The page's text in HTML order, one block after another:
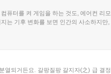
퓨터를 켜 게임을 하는 것도, 에어컨 리
는 기후 변화를 보면 인간의 사소하지만,
열되거든요. 갈팡질팡 갈지자(之) 급 결정